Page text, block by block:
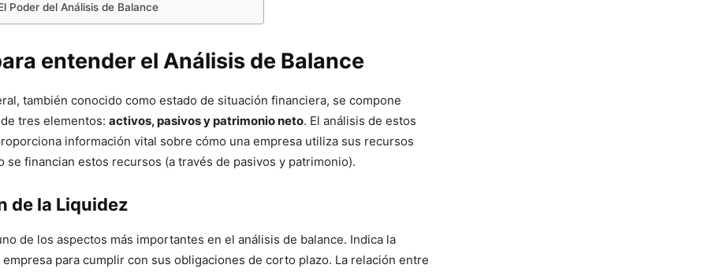
Poder del Análisis de Balance
entender el Análisis de Balance
también conocido como estado de situación financiera, se compone
tres elementos: activos, pasivos y patrimonio neto. El análisis de estos
información vital sobre cómo una empresa utiliza sus recursos
se financian estos recursos (a través de pasivos y patrimonio).
de la Liquidez
de los aspectos más importantes en el análisis de balance. Indica la
empresa para cumplir con sus obligaciones de corto plazo. La relación entre